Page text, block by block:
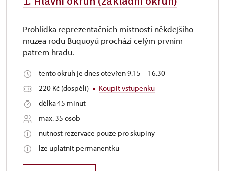
Prohlídka reprezentačních místností někdejšího
muzea rodu Buquoyů prochází celým prvním
patrem hradu.
tento okruh je dnes otevřen 9.15 – 16.30
220 Kč (dospělí)
Koupit vstupenku
délka 45 minut
max. 35 osob
nutnost rezervace pouze pro skupiny
lze uplatnit permanentku